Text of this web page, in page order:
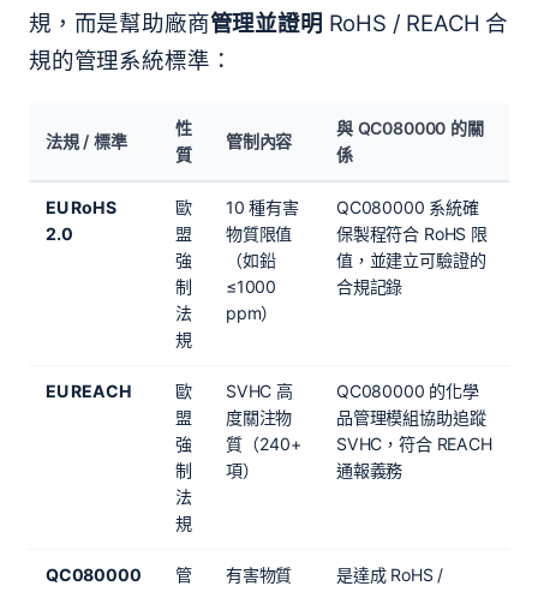
規，而是幫助廠商管理並證明 RoHS / REACH 合
規的管理系統標準：
法規 / 標準
性
質
管制內容
與 QC080000 的關
係
EU RoHS
2.0
歐
盟
強
制
法
規
10 種有害
物質限值
（如鉛
≤1000
ppm）
QC080000 系統確
保製程符合 RoHS 限
值，並建立可驗證的
合規記錄
EU REACH
歐
盟
強
制
法
規
SVHC 高
度關注物
質（240+
項）
QC080000 的化學
品管理模組協助追蹤
SVHC，符合 REACH
通報義務
QC080000
管
有害物質
是達成 RoHS /